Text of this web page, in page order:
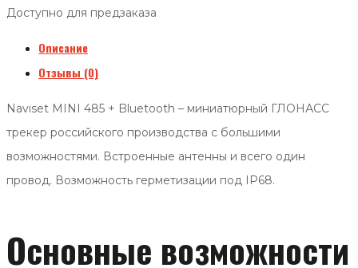
Доступно для предзаказа
Описание
Отзывы (0)
Naviset MINI 485 + Bluetooth – миниатюрный ГЛОНАСС
трекер российского производства с большими
возможностями. Встроенные антенны и всего один
провод. Возможность герметизации под IP68.
Основные возможности